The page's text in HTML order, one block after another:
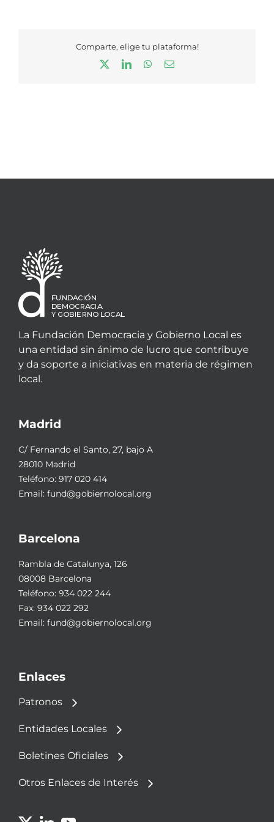
Comparte, elige tu plataforma!
LinkedInWhatsApp
Correo
La Fundación Democracia y Gobierno Local es
una entidad sin ánimo de lucro que contribuye
y da soporte a iniciativas en materia de régimen
local.
Madrid
C/ Fernando el Santo, 27, bajo A
28010 Madrid
Teléfono: 917 020 414
Email: fund@gobiernolocal.org
Barcelona
Rambla de Catalunya, 126
08008 Barcelona
Teléfono: 934 022 244
Fax: 934 022 292
Email: fund@gobiernolocal.org
Enlaces
Patronos
Entidades Locales
Boletines Oficiales
Otros Enlaces de Interés